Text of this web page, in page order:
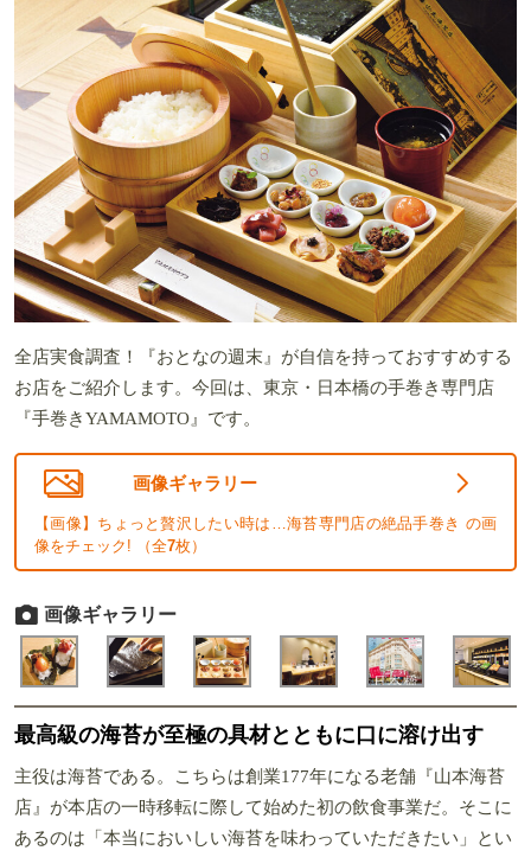
全店実食調査！『おとなの週末』が自信を持っておすすめする
お店をご紹介します。今回は、東京・日本橋の手巻き専門店
『手巻きYAMAMOTO』です。
画像ギャラリー
【画像】ちょっと贅沢したい時は…海苔専門店の絶品手巻き の画
像をチェック! （全7枚）
画像ギャラリー
最高級の海苔が至極の具材とともに口に溶け出す
主役は海苔である。こちらは創業177年になる老舗『山本海苔
店』が本店の一時移転に際して始めた初の飲食事業だ。そこに
あるのは「本当においしい海苔を味わっていただきたい」とい